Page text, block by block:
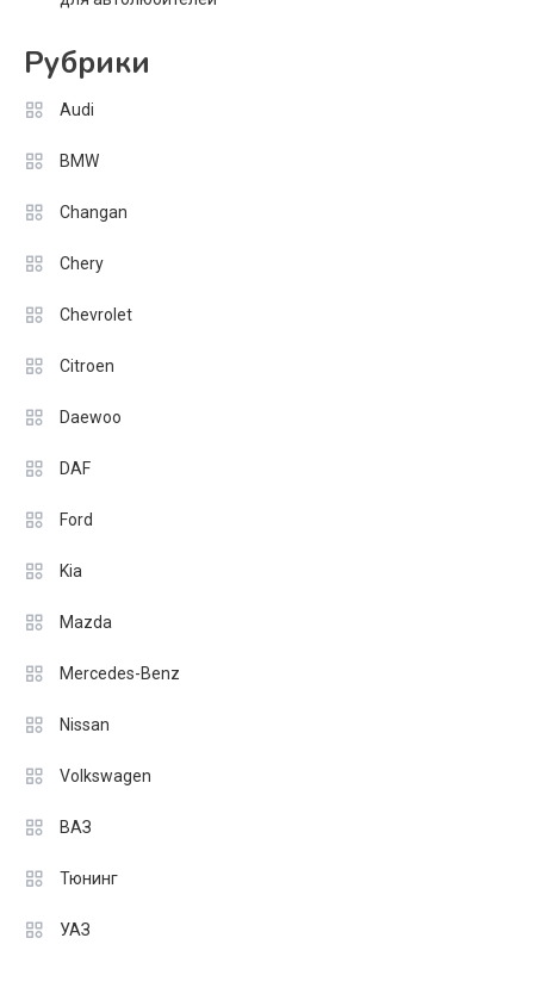
Рубрики
Audi
BMW
Changan
Chery
Chevrolet
Citroen
Daewoo
DAF
Ford
Kia
Mazda
Mercedes-Benz
Nissan
Volkswagen
ВАЗ
Тюнинг
УАЗ